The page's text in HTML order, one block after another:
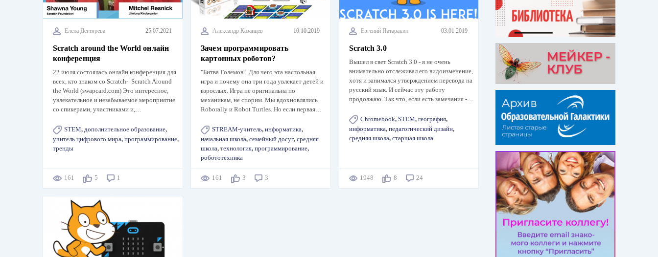
Елена Дегтярева 25.07.2021
Scratch around the World онлайн
конференция
22 июля состоялась онлайн конференция для
всех, кто знаком со Scratch- Scratch Around
the World (swapcard.com) Это интересное,
увлекательное и незабываемое мероприятие
со спикерами, участниками и,…
STEM, дополнительное образование,
учитель цифрового мира, программирование,
тренды
161 5 1
Александр Казанцев 10.10.2019
Зачем программировать
картонных роботов?
"Битва Големов". Для чего эта настольная
игра и почему она три года увлекает детей и
взрослых. Игра не оригинальна по
механикам, не спорим. Мы вдохновлялись
Roborally и Robot Turtles. Но если первая…
STREAM-учитель,информатика,
начальная школа,семейный досуг,средняя
школа,технология,программирование,
робототехника
161 3 3
Евгений Патаракин 03.01.2019
Scratch 3.0
Вышел в свет Scratch 3.0 - я не очень
внимательно отслеживал его видоизменение,
хотя и занимался утверждением перевода на
русский язык. И сейчас эту работу
продолжаю. Так что, если есть замечания -…
Chromebook, STEM, география,
информатика, педагогический дизайн,
средняя школа, старшая школа
1948 8 24